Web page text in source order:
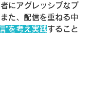
にアグレッシブなプ
た、配信を重ねる中
”を考え実践すること